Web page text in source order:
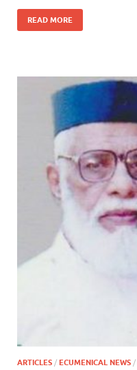
READ MORE
ARTICLES / ECUMENICAL NEWS /